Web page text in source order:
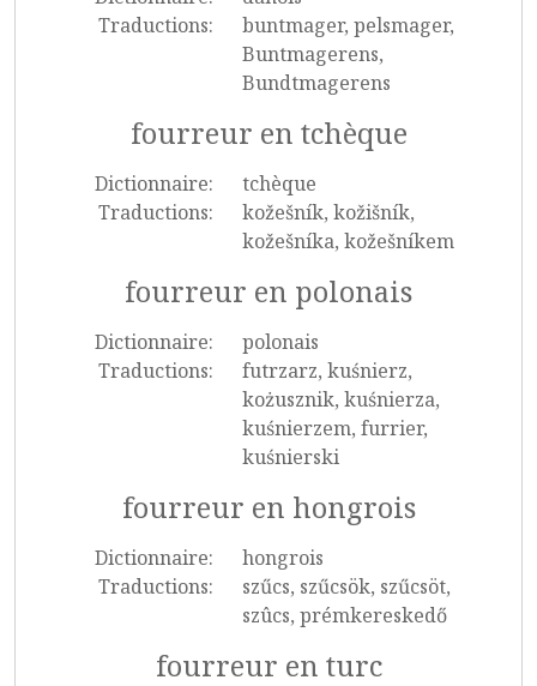
Traductions:
buntmager, pelsmager,
Buntmagerens,
Bundtmagerens
fourreur en tchèque
Dictionnaire:
tchèque
Traductions:
kožešník, kožišník,
kožešníka, kožešníkem
fourreur en polonais
Dictionnaire:
polonais
Traductions:
futrzarz, kuśnierz,
kożusznik, kuśnierza,
kuśnierzem, furrier,
kuśnierski
fourreur en hongrois
Dictionnaire:
hongrois
Traductions:
szűcs, szűcsök, szűcsöt,
szûcs, prémkereskedő
fourreur en turc